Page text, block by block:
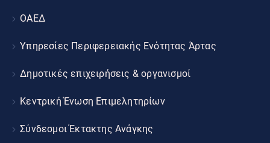
ΟΑΕΔ
Υπηρεσίες Περιφερειακής Ενότητας Άρτας
Δημοτικές επιχειρήσεις & οργανισμοί
Κεντρική Ένωση Επιμελητηρίων
Σύνδεσμοι Έκτακτης Ανάγκης